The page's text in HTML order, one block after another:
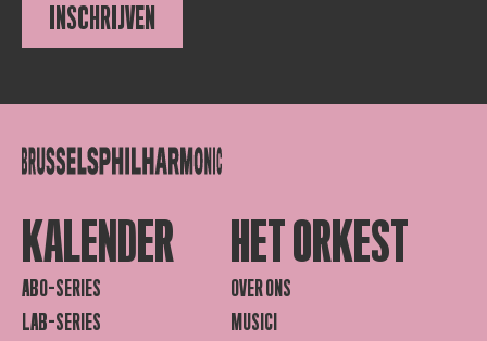
INSCHRIJVEN
KALENDER
ABO-SERIES
LAB-SERIES
HET ORKEST
OVER ONS
MUSICI